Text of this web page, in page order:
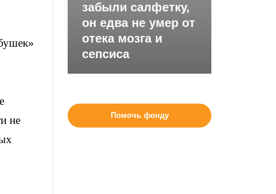
не
забыли салфетку,
он едва не умер от
отека мозга и
сепсиса
Помочь фонду